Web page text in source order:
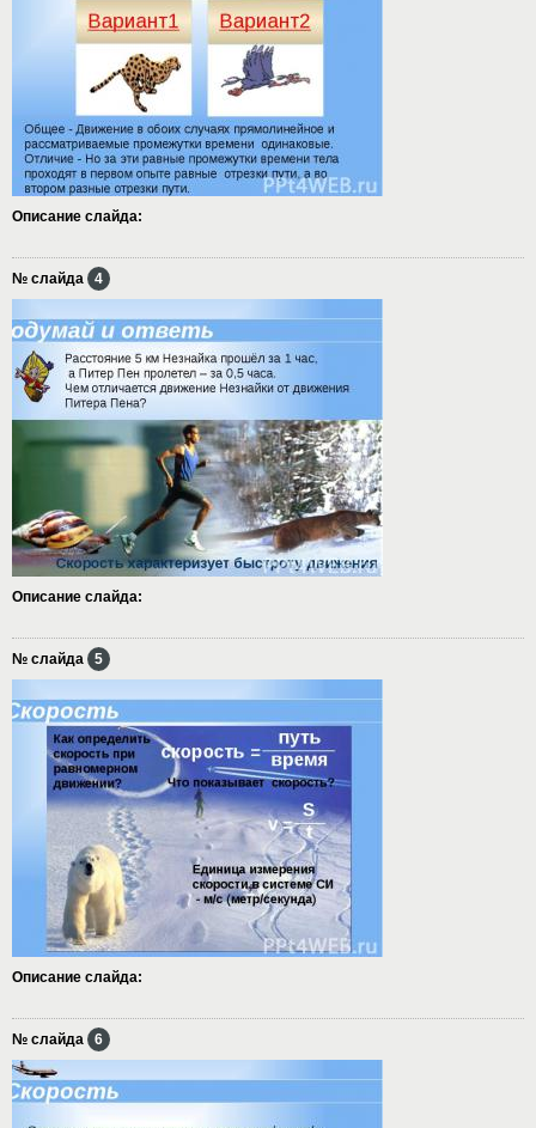
Описание слайда:
№ слайда 4
Описание слайда:
№ слайда 5
Описание слайда:
№ слайда 6